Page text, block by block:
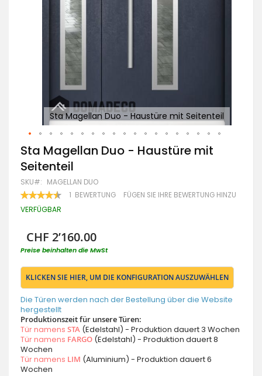
Sta Magellan Duo - Haustüre mit Seitenteil
Zum
Anfang
der
Bildgalerie
springen
Sta Magellan Duo - Haustüre mit
Seitenteil
SKU MAGELLAN DUO
BEWERTUNG:
100
1 BEWERTUNG FÜGEN SIE IHRE BEWERTUNG HINZU
VERFÜGBAR
CHF 2’160.00
Preise beinhalten die MwSt
KLICKEN SIE HIER, UM DIE KONFIGURATION AUSZUWÄHLEN
Die Türen werden nach der Bestellung über die Website
hergestellt
Produktionszeit für unsere Türen:
Tür namens STA (Edelstahl) - Produktion dauert 3 Wochen
Tür namens FARGO (Edelstahl) - Produktion dauert 8
Wochen
Tür namens LIM (Aluminium) - Produktion dauert 6
Wochen